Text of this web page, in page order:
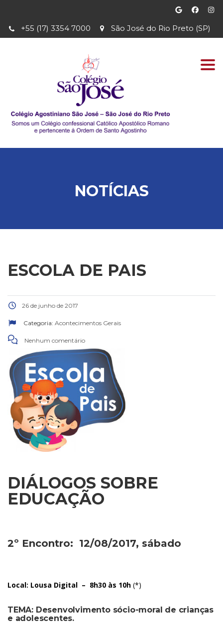
São José do Rio Preto (SP)
+55 (17) 3354 7000
NOTÍCIAS
ESCOLA DE PAIS
26 de junho de 2017
Categoria: Acontecimentos Gerais
Nenhum comentário
DIÁLOGOS SOBRE
EDUCAÇÃO
2º Encontro: 12/08/2017, sábado
Local: Lousa Digital – 8h30 às 10h (*)
TEMA: Desenvolvimento sócio-moral de crianças
e adolescentes.